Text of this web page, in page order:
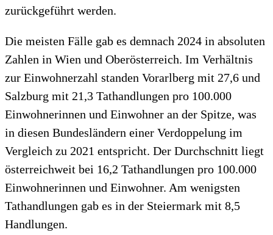
zurückgeführt werden.
Die meisten Fälle gab es demnach 2024 in absoluten
Zahlen in Wien und Oberösterreich. Im Verhältnis
zur Einwohnerzahl standen Vorarlberg mit 27,6 und
Salzburg mit 21,3 Tathandlungen pro 100.000
Einwohnerinnen und Einwohner an der Spitze, was
in diesen Bundesländern einer Verdoppelung im
Vergleich zu 2021 entspricht. Der Durchschnitt liegt
österreichweit bei 16,2 Tathandlungen pro 100.000
Einwohnerinnen und Einwohner. Am wenigsten
Tathandlungen gab es in der Steiermark mit 8,5
Handlungen.